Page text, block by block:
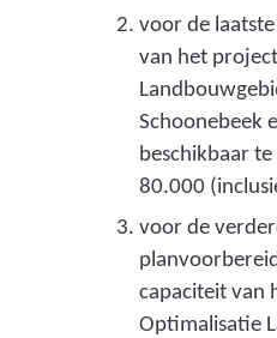
voor de
van het
Schoonebeek
beschikbaar
80.000
voor de
capaciteit van
Optimalisatie